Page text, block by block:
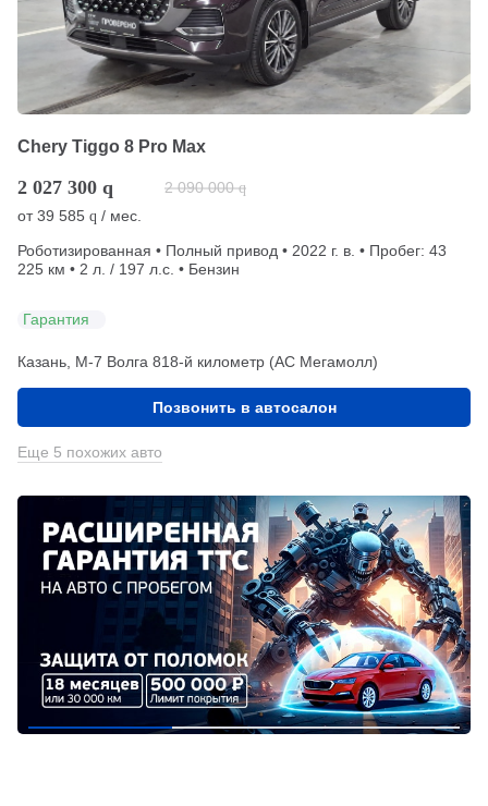
Chery Tiggo 8 Pro Max
2 027 300 q 2 090 000 q
от39 585 q / мес.
Роботизированная • Полный привод • 2022 г. в. • Пробег: 43
225 км • 2 л. / 197 л.с. • Бензин
Гарантия
Казань, М-7 Волга 818-й километр (АС Мегамолл)
Позвонить в автосалон
Еще 5 похожих авто